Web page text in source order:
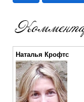
Наталья Крофтс